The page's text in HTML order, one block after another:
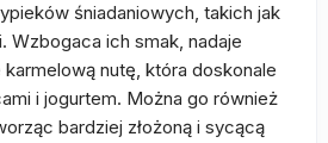
śniadaniowych, takich jak
Wzbogaca ich smak, nadaje
nutę, która doskonale
i jogurtem. Można go również
bardziej złożoną i sycącą